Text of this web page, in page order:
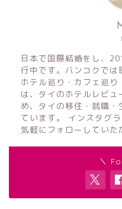
日本で国際結婚をし、
行中です。バンコクでは
ホテル巡り・カフェ巡
は、タイのホテルレビ
め、タイの移住・就職
ています。 インスタグ
気軽にフォローしていた
＼